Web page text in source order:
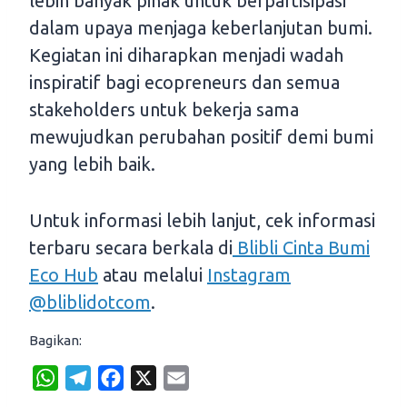
dalam upaya menjaga keberlanjutan bumi.
Kegiatan ini diharapkan menjadi wadah
inspiratif bagi ecopreneurs dan semua
stakeholders untuk bekerja sama
mewujudkan perubahan positif demi bumi
yang lebih baik.
Untuk informasi lebih lanjut, cek informasi
terbaru secara berkala di Blibli Cinta Bumi
Eco Hub atau melalui Instagram
@bliblidotcom.
Bagikan:
W